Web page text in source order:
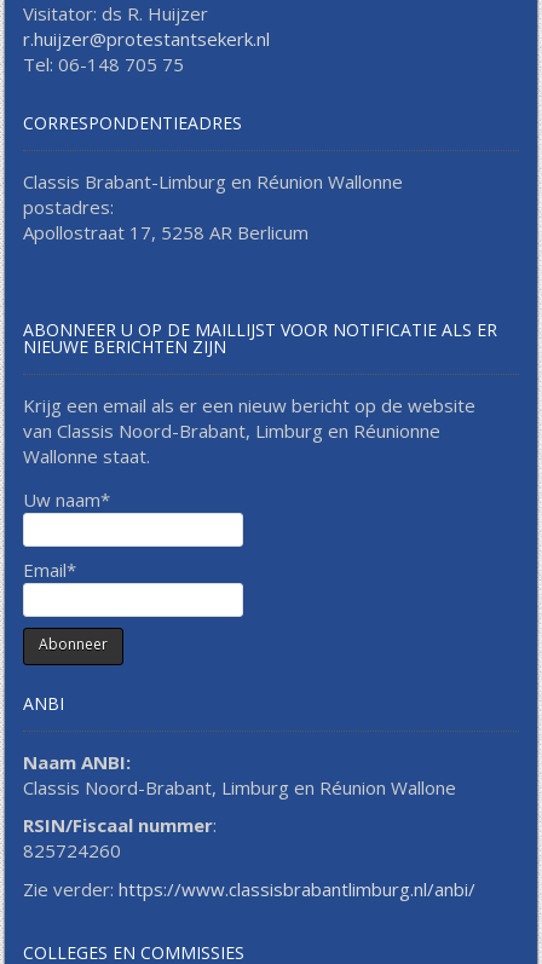
Visitator: ds R. Huijzer
r.huijzer@protestantsekerk.nl
Tel: 06-148 705 75
CORRESPONDENTIEADRES
Classis Brabant-Limburg en Réunion Wallonne
postadres:
Apollostraat 17, 5258 AR Berlicum
ABONNEER U OP DE MAILLIJST VOOR NOTIFICATIE ALS ER
NIEUWE BERICHTEN ZIJN
Krijg een email als er een nieuw bericht op de website
van Classis Noord-Brabant, Limburg en Réunionne
Wallonne staat.
Uw naam*
Email*
ANBI
Naam ANBI:
Classis Noord-Brabant, Limburg en Réunion Wallone
RSIN/Fiscaal nummer:
825724260
Zie verder:https://www.classisbrabantlimburg.nl/anbi/
COLLEGES EN COMMISSIES